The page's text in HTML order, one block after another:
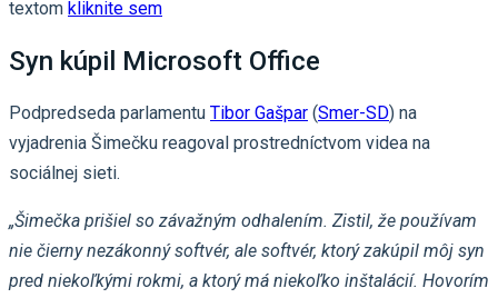
textom kliknite sem
Syn kúpil Microsoft Office
Podpredseda parlamentu Tibor Gašpar (Smer-SD) na
vyjadrenia Šimečku reagoval prostredníctvom videa na
sociálnej sieti.
„Šimečka prišiel so závažným odhalením. Zistil, že používam
nie čierny nezákonný softvér, ale softvér, ktorý zakúpil môj syn
pred niekoľkými rokmi, a ktorý má niekoľko inštalácií. Hovorím